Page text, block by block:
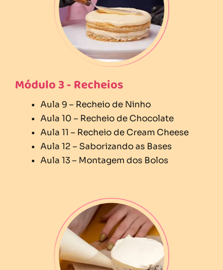
Módulo 3 - Recheios
Aula 9 – Recheio de Ninho
Aula 10 – Recheio de Chocolate
Aula 11 – Recheio de Cream Cheese
Aula 12 – Saborizando as Bases
Aula 13 – Montagem dos Bolos